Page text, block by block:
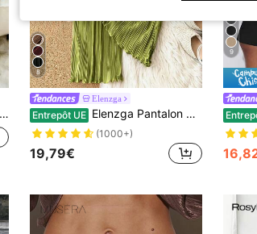
8
Elenzga
Entrepôt UE Elenzga Pantalon plissé à large jambe unicolore
(1000+)
19,79€
9